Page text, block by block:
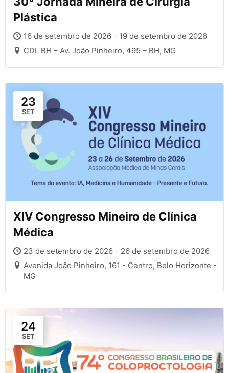
Plástica
16 de setembro de 2026 - 19 de setembro de 2026
CDL BH – Av. João Pinheiro, 495 – BH, MG
23
SET
XIV Congresso Mineiro de Clínica
Médica
23 de setembro de 2026 - 26 de setembro de 2026
Avenida João Pinheiro, 161 - Centro, Belo Horizonte -
MG
24
SET